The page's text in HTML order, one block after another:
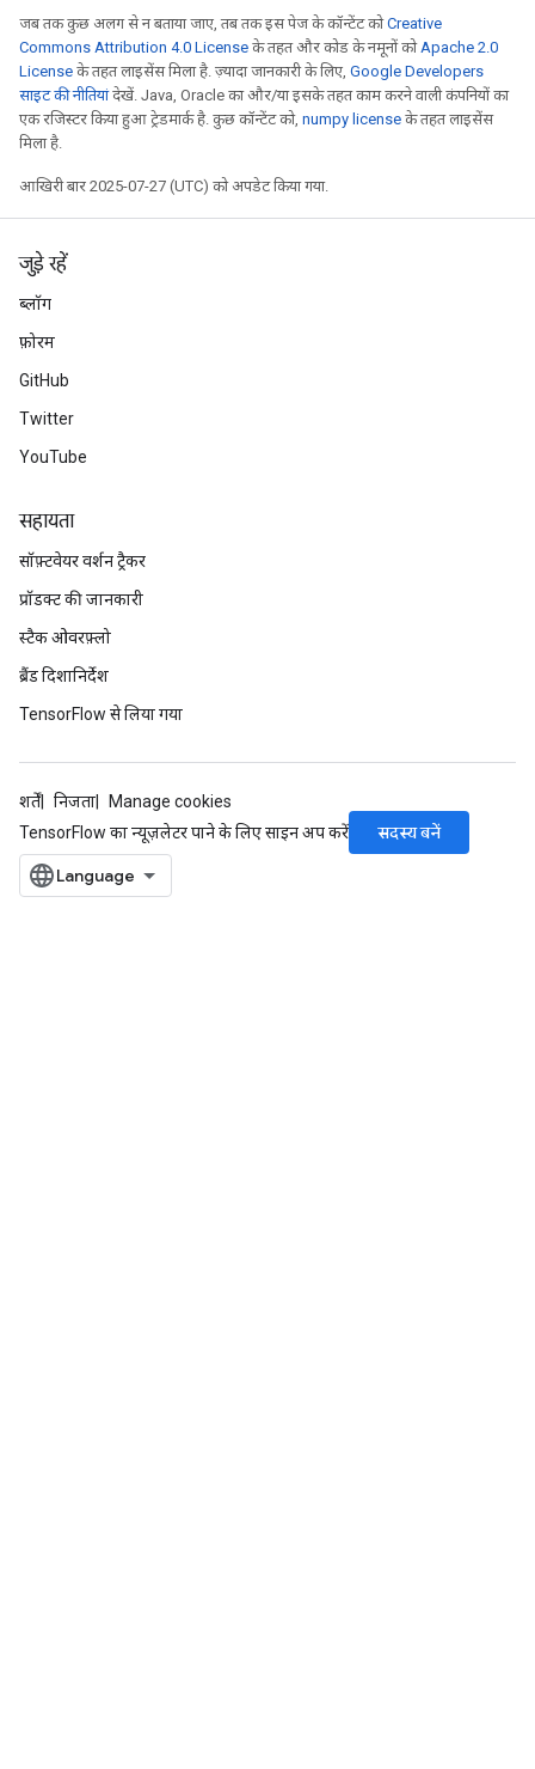
जब तक कुछ अलग से न बताया जाए, तब तक इस पेज के कॉन्टेंट कोCreative
Commons Attribution 4.0 License के तहत और कोड के नमूनों कोApache 2.0
License के तहत लाइसेंस मिला है. ज़्यादा जानकारी के लिए, Google Developers
साइट की नीतियांदेखें. Java, Oracle का और/या इसके तहत काम करने वाली कंपनियों का
एक रजिस्टर किया हुआ ट्रेडमार्क है. कुछ कॉन्टेंट को, numpy license के तहत लाइसेंस
मिला है.
आखिरी बार 2025-07-27 (UTC) को अपडेट किया गया.
जुड़े रहें
ब्लॉग
फ़ोरम
GitHub
Twitter
YouTube
सहायता
सॉफ़्टवेयर वर्शन ट्रैकर
प्रॉडक्ट की जानकारी
स्टैक ओवरफ़्लो
ब्रैंड दिशानिर्देश
TensorFlow से लिया गया
शर्तें निजता
Manage cookies
TensorFlow का न्यूज़लेटर पाने के लिए साइन अप करें
सदस्य बनें